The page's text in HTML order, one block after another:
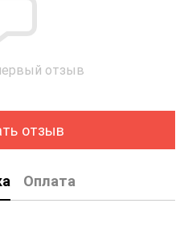
отзыв
отзыв
Оплата